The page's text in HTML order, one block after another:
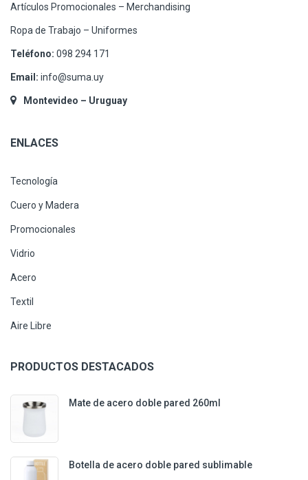
Artículos Promocionales – Merchandising
Ropa de Trabajo – Uniformes
Teléfono: 098 294 171
Email: info@suma.uy
Montevideo – Uruguay
ENLACES
Tecnología
Cuero y Madera
Promocionales
Vidrio
Acero
Textil
Aire Libre
PRODUCTOS DESTACADOS
Mate de acero doble pared 260ml
Botella de acero doble pared sublimable